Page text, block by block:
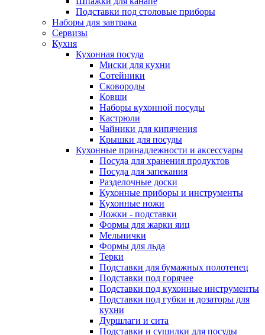
Подставки под столовые приборы
Наборы для завтрака
Сервизы
Кухня
Кухонная посуда
Миски для кухни
Сотейники
Сковороды
Ковши
Наборы кухонной посуды
Кастрюли
Чайники для кипячения
Крышки для посуды
Кухонные принадлежности и аксессуары
Посуда для хранения продуктов
Посуда для запекания
Разделочные доски
Кухонные приборы и инструменты
Кухонные ножи
Ложки - подставки
Формы для жарки яиц
Мельнички
Формы для льда
Терки
Подставки для бумажных полотенец
Подставки под горячее
Подставки под кухонные инструменты
Подставки под губки и дозаторы для
кухни
Дуршлаги и сита
Подставки и сушилки для посуды